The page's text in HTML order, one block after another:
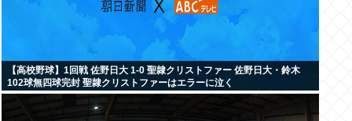
【高校野球】1回戦 佐野日大 1-0 聖隷クリストファー 佐野日大・鈴木
102球無四球完封 聖隷クリストファーはエラーに泣く